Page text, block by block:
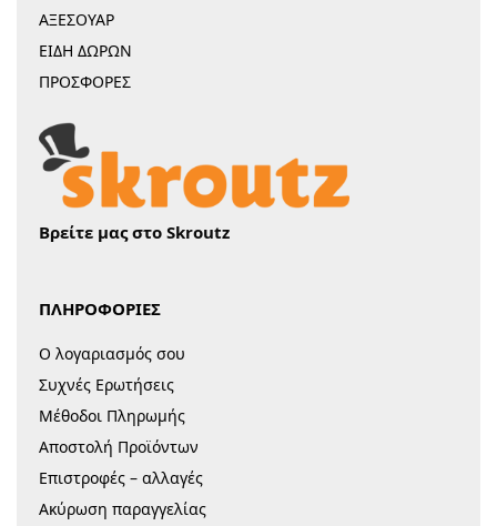
ΑΞΕΣΟΥΑΡ
ΕΙΔΗ ΔΩΡΩΝ
ΠΡΟΣΦΟΡΕΣ
Βρείτε μας στο Skroutz
ΠΛΗΡΟΦΟΡΙΕΣ
Ο λογαριασμός σου
Συχνές Ερωτήσεις
Μέθοδοι Πληρωμής
Αποστολή Προϊόντων
Επιστροφές – αλλαγές
Ακύρωση παραγγελίας